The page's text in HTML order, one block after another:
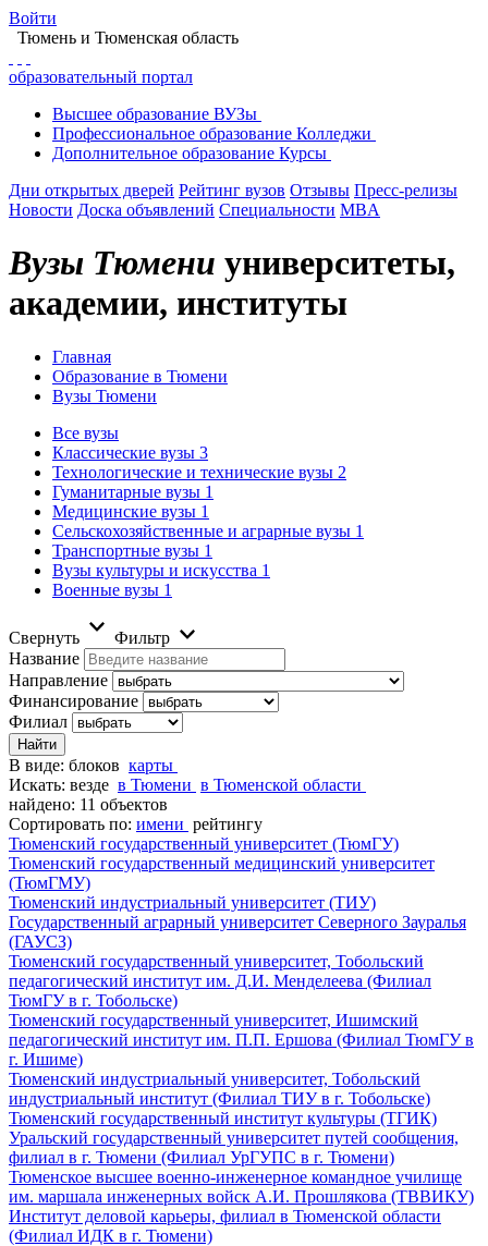
Войти
Тюмень и Тюменская область
образовательный портал
Высшее образование ВУЗы
Профессиональное образование Колледжи
Дополнительное образование Курсы
Дни открытых дверей Рейтинг вузов Отзывы Пресс-релизы
Новости Доска объявлений Специальности MBA
Вузы Тюмени университеты,
академии, институты
Главная
Образование в Тюмени
Вузы Тюмени
Все вузы
Классические вузы 3
Технологические и технические вузы 2
Гуманитарные вузы 1
Медицинские вузы 1
Сельскохозяйственные и аграрные вузы 1
Транспортные вузы 1
Вузы культуры и искусства 1
Военные вузы 1
Свернуть
Фильтр
Название
Направление
Финансирование
Филиал
В виде: блоков карты
Искать: везде в Тюмени в Тюменской области
найдено: 11 объектов
Сортировать по: имени рейтингу
Тюменский государственный университет (ТюмГУ)
Тюменский государственный медицинский университет
(ТюмГМУ)
Тюменский индустриальный университет (ТИУ)
Государственный аграрный университет Северного Зауралья
(ГАУСЗ)
Тюменский государственный университет, Тобольский
педагогический институт им. Д.И. Менделеева (Филиал
ТюмГУ в г. Тобольске)
Тюменский государственный университет, Ишимский
педагогический институт им. П.П. Ершова (Филиал ТюмГУ в
г. Ишиме)
Тюменский индустриальный университет, Тобольский
индустриальный институт (Филиал ТИУ в г. Тобольске)
Тюменский государственный институт культуры (ТГИК)
Уральский государственный университет путей сообщения,
филиал в г. Тюмени (Филиал УрГУПС в г. Тюмени)
Тюменское высшее военно-инженерное командное училище
им. маршала инженерных войск А.И. Прошлякова (ТВВИКУ)
Институт деловой карьеры, филиал в Тюменской области
(Филиал ИДК в г. Тюмени)